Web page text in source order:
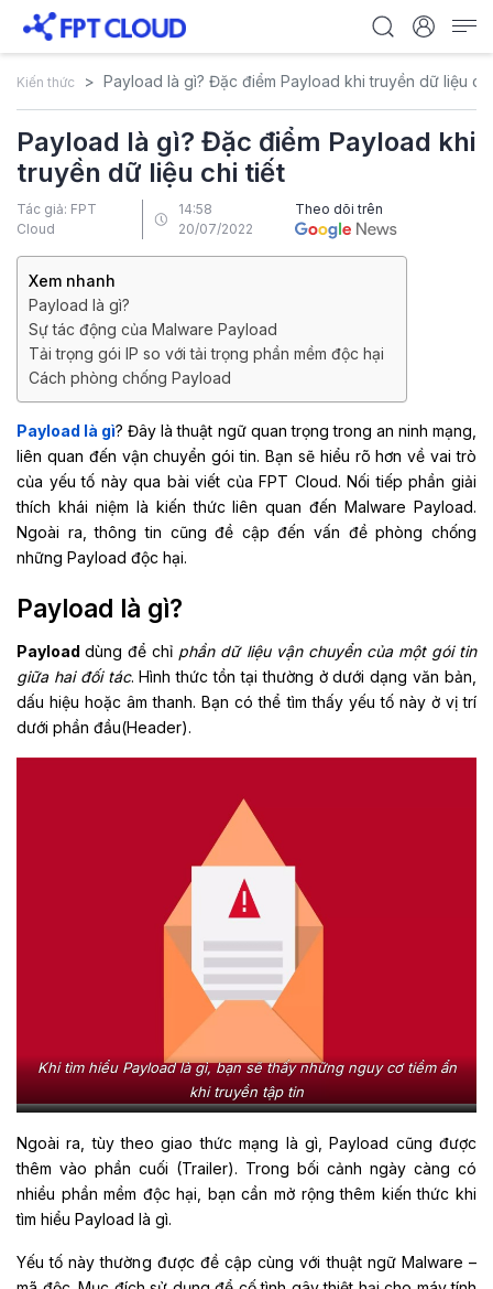
Kiến thức Payload là gì? Đặc điểm Payload khi truyền dữ liệu
Payload là gì? Đặc điểm Payload khi
truyền dữ liệu chi tiết
Tác giả: FPT
Cloud
14:58
20/07/2022
Theo dõi trên
Xem nhanh
Payload là gì?
Sự tác động của Malware Payload
Tải trọng gói IP so với tải trọng phần mềm độc hại
Cách phòng chống Payload
Payload là gì? Đây là thuật ngữ quan trọng trong an ninh mạng,
liên quan đến vận chuyển gói tin. Bạn sẽ hiểu rõ hơn về vai trò
của yếu tố này qua bài viết của FPT Cloud. Nối tiếp phần giải
thích khái niệm là kiến thức liên quan đến Malware Payload.
Ngoài ra, thông tin cũng đề cập đến vấn đề phòng chống
những Payload độc hại.
Payload là gì?
Payloaddùng để chỉ phần dữ liệu vận chuyển của một gói tin
giữa hai đối tác. Hình thức tồn tại thường ở dưới dạng văn bản,
dấu hiệu hoặc âm thanh. Bạn có thể tìm thấy yếu tố này ở vị trí
dưới phần đầu(Header).
Khi tìm hiểu Payload là gì, bạn sẽ thấy những nguy cơ tiềm ẩn
khi truyền tập tin
Ngoài ra, tùy theo giao thức mạng là gì, Payload cũng được
thêm vào phần cuối (Trailer). Trong bối cảnh ngày càng có
nhiều phần mềm độc hại, bạn cần mở rộng thêm kiến thức khi
tìm hiểu Payload là gì.
Yếu tố này thường được đề cập cùng với thuật ngữ Malware –